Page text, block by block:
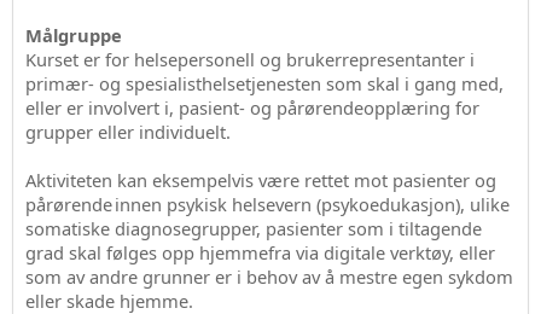
Målgruppe
Kurset er for helsepersonell og brukerrepresentanter i
primær- og spesialisthelsetjenesten som skal i gang med,
eller er involvert i, pasient- og pårørendeopplæring for
grupper eller individuelt.
Aktiviteten kan eksempelvis være rettet mot pasienter og
pårørende innen psykisk helsevern (psykoedukasjon), ulike
somatiske diagnosegrupper, pasienter som i tiltagende
grad skal følges opp hjemmefra via digitale verktøy, eller
som av andre grunner er i behov av å mestre egen sykdom
eller skade hjemme.